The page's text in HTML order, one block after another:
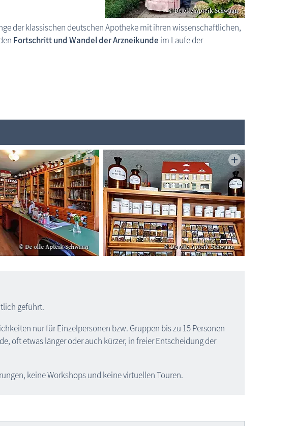
der klassischen deutschen Apotheke mit ihren wissen­schaft­lichen,
Fortschritt und Wandel der Arzneikunde im Laufe der
geführt.
nur für Einzelpersonen bzw. Gruppen bis zu 15 Personen
oft etwas länger oder auch kürzer, in freier Entscheidung der
keine Workshops und keine virtuellen Touren.